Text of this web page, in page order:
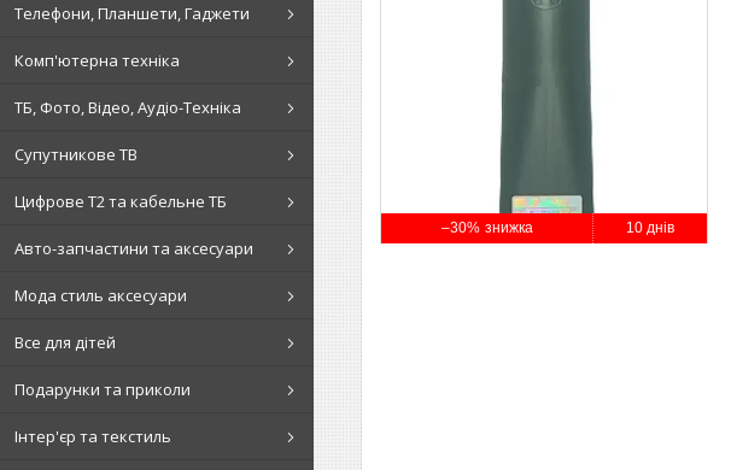
Телефони, Планшети, Гаджети
Комп'ютерна техніка
ТБ, Фото, Відео, Аудіо-Техніка
Супутникове ТВ
Цифрове Т2 та кабельне ТБ
Авто-запчастини та аксесуари
Мода стиль аксесуари
Все для дітей
Подарунки та приколи
Інтер'єр та текстиль
–30% 10 днів